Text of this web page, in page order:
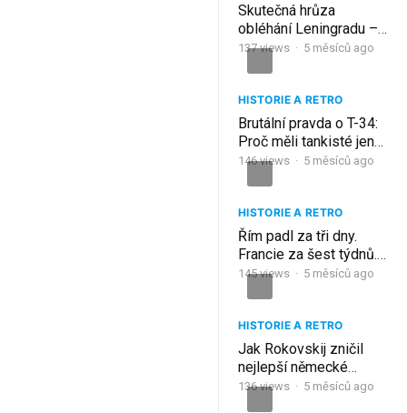
Skutečná hrůza
obléhání Leningradu –
900 dní utrpení
137views · 5 měsíců ago
HISTORIE A RETRO
Brutální pravda o T-34:
Proč měli tankisté jen
14 dní života
146views · 5 měsíců ago
HISTORIE A RETRO
Řím padl za tři dny.
Francie za šest týdnů.
SSSR za 900 dní. Další
145views · 5 měsíců ago
HISTORIE A RETRO
Jak Rokovskij zničil
nejlepší německé
divize za 13 dní?
136views · 5 měsíců ago